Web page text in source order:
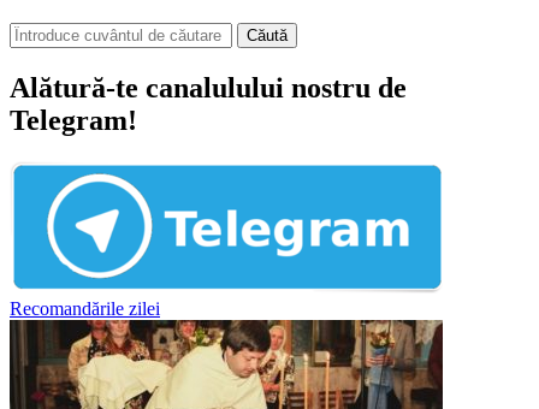
Căută
Alătură-te canalulului nostru de
Telegram!
Recomandările zilei